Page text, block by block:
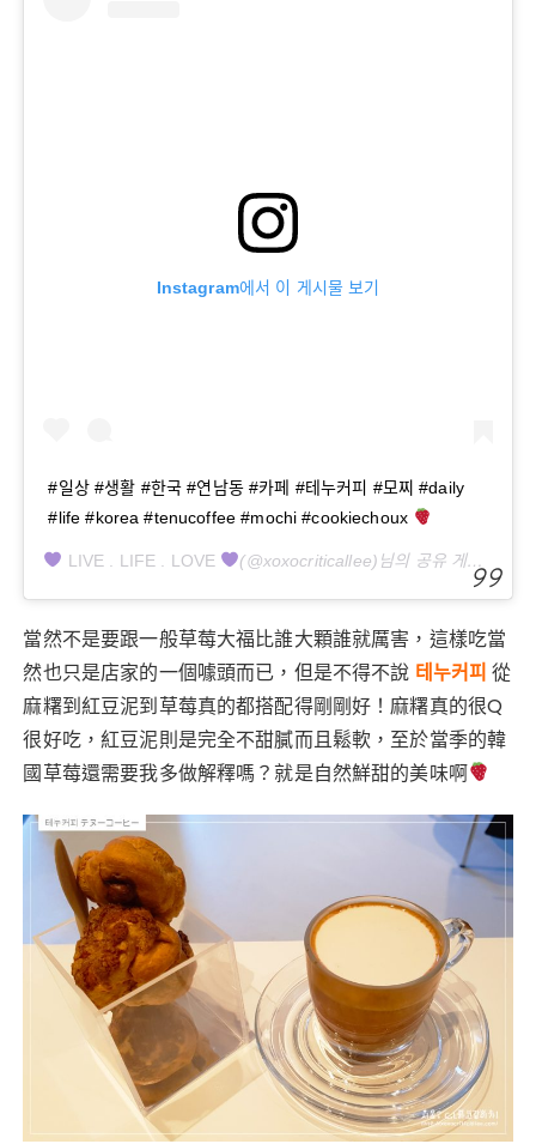
Instagram에서 이 게시물 보기
#일상 #생활 #한국 #연남동 #카페 #테누커피 #모찌 #daily
#life #korea #tenucoffee #mochi #cookiechoux
LIVE . LIFE . LOVE (@xoxocriticallee)님의 공유 게시물님,
當然不是要跟一般草莓大福比誰大顆誰就厲害，這樣吃當
然也只是店家的一個噱頭而已，但是不得不說 테누커피 從
麻糬到紅豆泥到草莓真的都搭配得剛剛好！麻糬真的很Q
很好吃，紅豆泥則是完全不甜膩而且鬆軟，至於當季的韓
國草莓還需要我多做解釋嗎？就是自然鮮甜的美味啊